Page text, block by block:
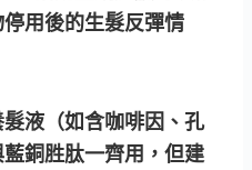
用後的生髮反彈情
液（如含咖啡因、孔
銅胜肽一齊用，但建